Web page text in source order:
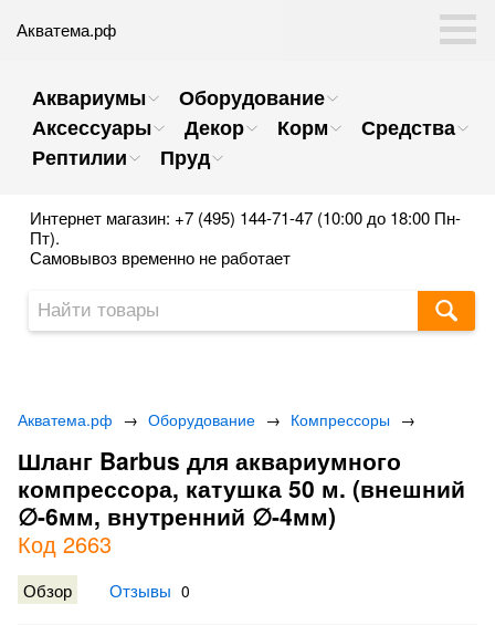
Акватема.рф
Аквариумы
Оборудование
Аксессуары
Декор Корм
Средства
Рептилии
Пруд
Интернет магазин: +7 (495) 144-71-47 (10:00 до 18:00 Пн-
Пт).
Самовывоз временно не работает
Акватема.рф → Оборудование → Компрессоры →
Шланг Barbus для аквариумного
компрессора, катушка 50 м. (внешний
∅-6мм, внутренний ∅-4мм)
Код 2663
Обзор Отзывы 0